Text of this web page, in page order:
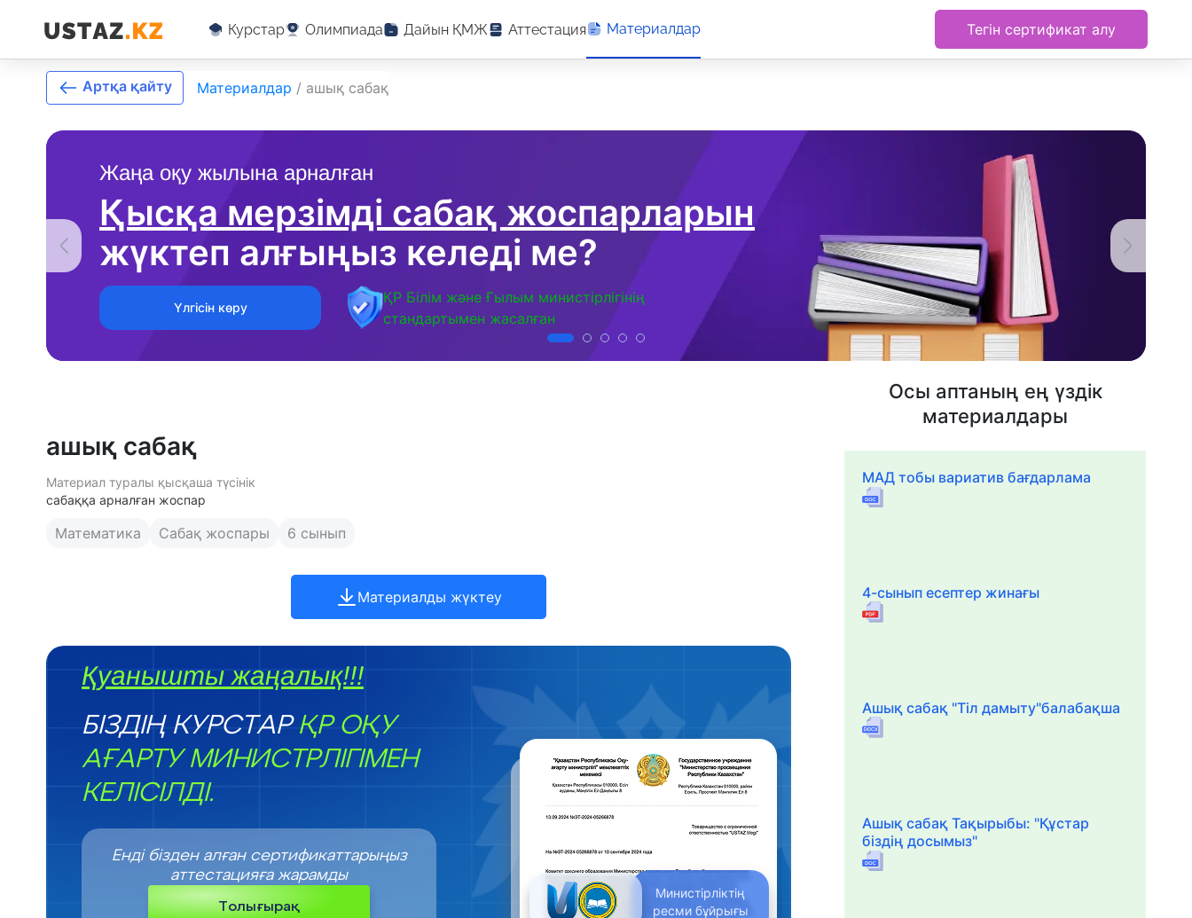
Курстар Олимпиада Дайын ҚМЖ Аттестация Материалдар Тегін сертификат алу
Жаңа оқу жылына арналған
Қысқа мерзімді сабақ жоспарларын
жүктеп алғыңыз келеді ме?
Үлгісін көру
ҚР Білім және Ғылым министірлігінің
стандартымен жасалған
Артқа қайту Материалдар / ашық сабақ
ашық сабақ
Материал туралы қысқаша түсінік
сабаққа арналған жоспар
Математика Сабақ жоспары 6 сынып
Материалды жүктеу
Қуанышты жаңалық!!!
БІЗДІҢ КУРСТАР ҚР ОҚУ
АҒАРТУ МИНИСТРЛІГІМЕН
КЕЛІСІЛДІ.
Министірліктің
ресми бұйрығы
Енді бізден алған сертификаттарыңыз
аттестацияға жарамды
Толығырақ
Осы аптаның ең үздік
материалдары
МАД тобы вариатив бағдарлама
4-сынып есептер жинағы
Ашық сабақ "Тіл дамыту"балабақша
Ашық сабақ Тақырыбы: "Құстар
біздің досымыз"